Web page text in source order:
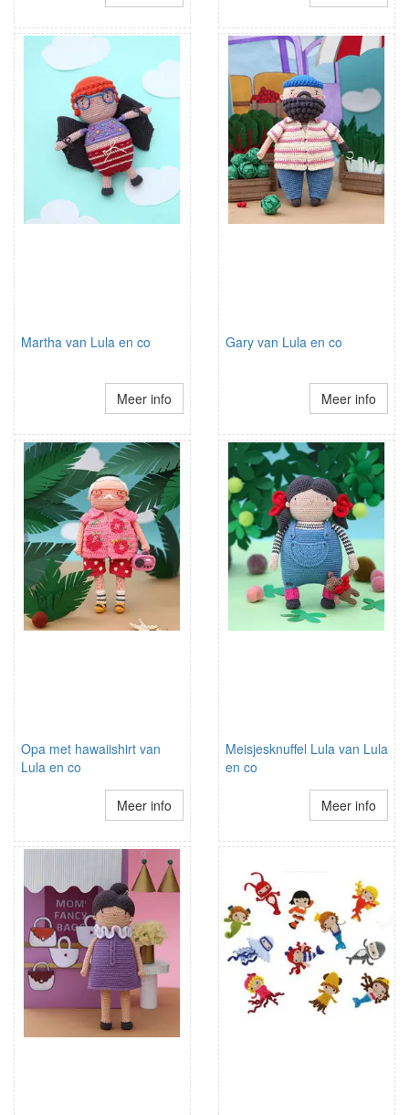
Martha van Lula en co
Meer info
Gary van Lula en co
Meer info
Opa met hawaiishirt van
Lula en co
Meer info
Meisjesknuffel Lula van Lula
en co
Meer info